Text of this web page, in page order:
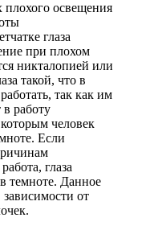
плохого освещения
глаза
при плохом
никталопией или
такой, что в
так как им
в работу
человек
Если
глаза
темноте. Данное
от